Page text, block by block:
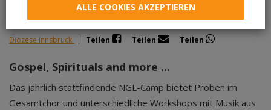
Diözese Innsbruck | Teilen Teilen Teilen
Gospel, Spirituals and more ...
Das jährlich stattfindende NGL-Camp bietet Proben im
Gesamtchor und unterschiedliche Workshops mit Musik aus
ALLE COOKIES AKZEPTIEREN